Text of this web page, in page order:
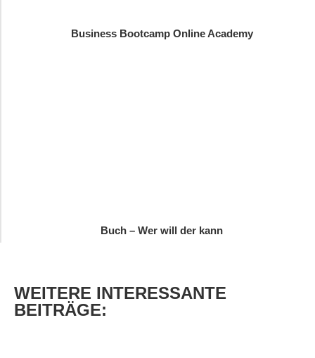
Business Bootcamp Online Academy
Buch – Wer will der kann
WEITERE INTERESSANTE
BEITRÄGE: